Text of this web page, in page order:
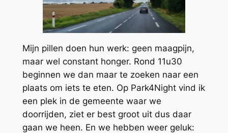
Mijn pillen doen hun werk: geen maagpijn,
maar wel constant honger. Rond 11u30
beginnen we dan maar te zoeken naar een
plaats om iets te eten. Op Park4Night vind ik
een plek in de gemeente waar we
doorrijden, ziet er best groot uit dus daar
gaan we heen. En we hebben weer geluk: